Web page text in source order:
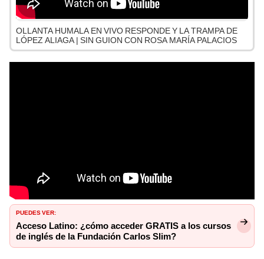
OLLANTA HUMALA EN VIVO RESPONDE Y LA TRAMPA DE
LÓPEZ ALIAGA | SIN GUION CON ROSA MARÍA PALACIOS
PUEDES VER:
Acceso Latino: ¿cómo acceder GRATIS a los cursos
de inglés de la Fundación Carlos Slim?